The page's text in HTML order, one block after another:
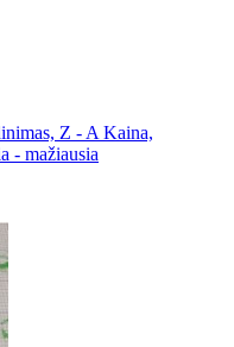
Z - A Kaina,
- mažiausia